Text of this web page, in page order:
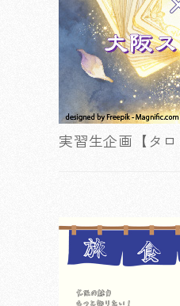
実習生企画【タロ